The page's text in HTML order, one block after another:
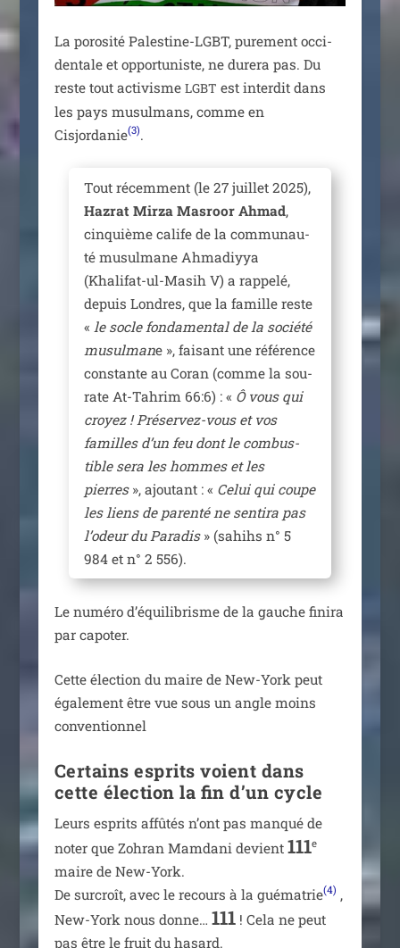
La poro­si­té Palestine-LGBT, pure­ment occi­
den­tale et oppor­tu­niste, ne dure­ra pas. Du
reste tout acti­visme LGBT est inter­dit dans
les pays musul­mans, comme en
Cisjordanie(3).
Tout récem­ment (le 27 juillet 2025),
Hazrat Mirza Masroor Ahmad,
cin­quième calife de la com­mu­nau­
té musul­mane Ahmadiyya
(Khalifat-ul-Masih V) a rap­pe­lé,
depuis Londres, que la famille reste
« le socle fon­da­men­tal de la socié­té
musul­mane », fai­sant une réfé­rence
constante au Coran (comme la sou­
rate At-Tahrim 66:6) : « Ô vous qui
croyez ! Préservez-vous et vos
familles d’un feu dont le com­bus­
tible sera les hommes et les
pierres», ajou­tant : « Celui qui coupe
les liens de paren­té ne sen­ti­ra pas
l’o­deur du Paradis» (sahihs n° 5
984 et n° 2 556).
Le numé­ro d’é­qui­li­brisme de la gauche fini­ra
par capoter.
Cette élec­tion du maire de New-York peut
éga­le­ment être vue sous un angle moins
conventionnel
Certains esprits voient dans
cette élection la fin d’un cycle
Leurs esprits affû­tés n’ont pas man­qué de
noter que Zohran Mamdani devient 111e
maire de New-York.
De sur­croît, avec le recours à la gué­ma­trie(4) ,
New-York nous donne… 111! Cela ne peut
pas être le fruit du hasard.